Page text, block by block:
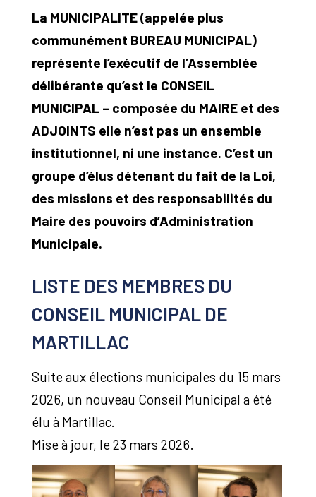
La MUNICIPALITE (appelée plus
communément BUREAU MUNICIPAL)
représente l’exécutif de l’Assemblée
délibérante qu’est le CONSEIL
MUNICIPAL – composée du MAIRE et des
ADJOINTS elle n’est pas un ensemble
institutionnel, ni une instance. C’est un
groupe d’élus détenant du fait de la Loi,
des missions et des responsabilités du
Maire des pouvoirs d’Administration
Municipale.
LISTE DES MEMBRES DU
CONSEIL MUNICIPAL DE
MARTILLAC
Suite aux élections municipales du 15 mars
2026, un nouveau Conseil Municipal a été
élu à Martillac.
Mise à jour, le 23 mars 2026.